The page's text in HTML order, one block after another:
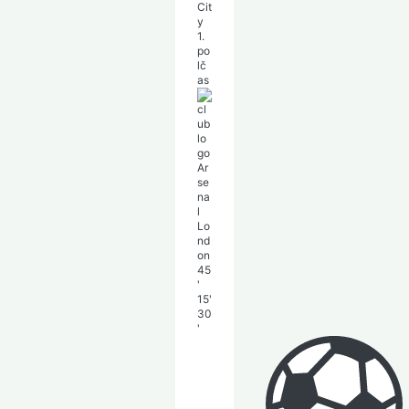
Cit
y
1.
po
lč
as
Ar
se
na
l
Lo
nd
on
45
'
15'
30
'